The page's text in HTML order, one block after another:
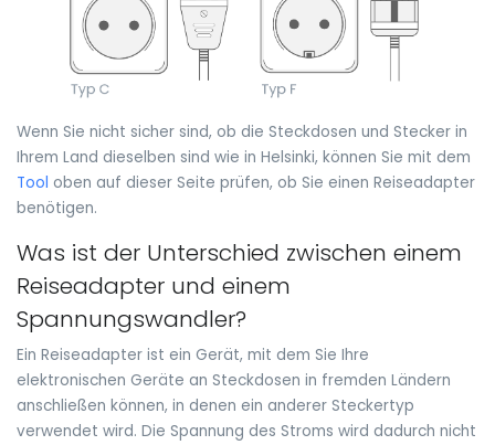
Wenn Sie nicht sicher sind, ob die Steckdosen und Stecker in
Ihrem Land dieselben sind wie in Helsinki, können Sie mit dem
Tool oben auf dieser Seite prüfen, ob Sie einen Reiseadapter
benötigen.
Was ist der Unterschied zwischen einem
Reiseadapter und einem
Spannungswandler?
Ein Reiseadapter ist ein Gerät, mit dem Sie Ihre
elektronischen Geräte an Steckdosen in fremden Ländern
anschließen können, in denen ein anderer Steckertyp
verwendet wird. Die Spannung des Stroms wird dadurch nicht